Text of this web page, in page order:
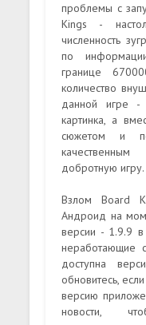
проблемы с
Kings -
численность
по
границе
количество
данной игре -
картинка, а
сюжетом и
добротную игру.
Взлом Board
Андроид на
версии - 1.9.9
неработающие
доступна
обновитесь,
версию
новости,